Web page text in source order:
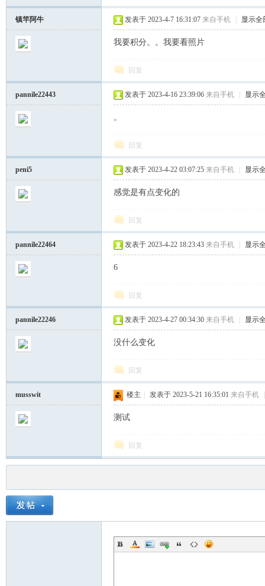
镇竿阿牛 发表于 2023-4-7 16:31:07 来自手机 显示全
我要积分。。我要看照片
回复
pannile22443 发表于 2023-4-16 23:39:06 来自手机 显示
。
回复
peni5 发表于 2023-4-22 03:07:25 来自手机 显示
感觉是有点变化的
回复
pannile22464 发表于 2023-4-22 18:23:43 来自手机 显示
6
回复
pannile22246 发表于 2023-4-27 00:34:30 来自手机 显示
没什么变化
回复
musswit 楼主 发表于 2023-5-21 16:35:01 来自手机
测试
回复